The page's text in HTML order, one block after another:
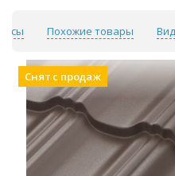
Похожие товары
Снят с продаж